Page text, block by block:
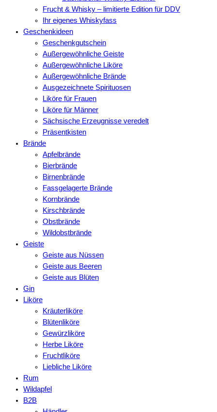
Frucht & Whisky – limitierte Edition für DDV
Ihr eigenes Whiskyfass
Geschenkideen
Geschenkgutschein
Außergewöhnliche Geiste
Außergewöhnliche Liköre
Außergewöhnliche Brände
Ausgezeichnete Spirituosen
Liköre für Frauen
Liköre für Männer
Sächsische Erzeugnisse veredelt
Präsentkisten
Brände
Apfelbrände
Bierbrände
Birnenbrände
Fassgelagerte Brände
Kornbrände
Kirschbrände
Obstbrände
Wildobstbrände
Geiste
Geiste aus Nüssen
Geiste aus Beeren
Geiste aus Blüten
Gin
Liköre
Kräuterliköre
Blütenliköre
Gewürzliköre
Herbe Liköre
Fruchtliköre
Liebliche Liköre
Rum
Wildapfel
B2B